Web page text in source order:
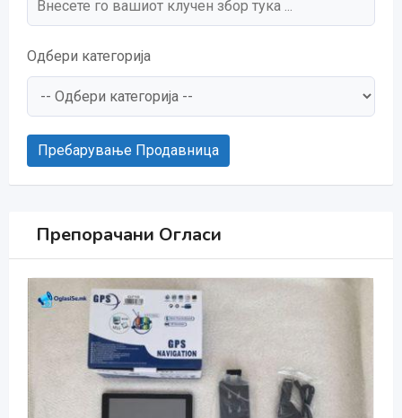
Одбери категорија
Пребарување Продавница
Препорачани Огласи